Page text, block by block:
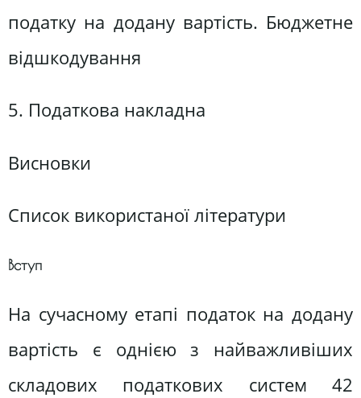
податку на додану вартість. Бюджетне
відшкодування
5. Податкова накладна
Висновки
Список використаної літератури
Вступ
На сучасному етапі податок на додану
вартість є однією з найважливіших
складових податкових систем 42